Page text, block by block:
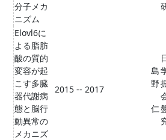
分子メカ
ニズム
Elovl6に
よる脂肪
酸の質的
変容が起
こす多臓
器代謝病
態と脳行
動異常の
メカニズ
2015 -- 2017
島
野
仁